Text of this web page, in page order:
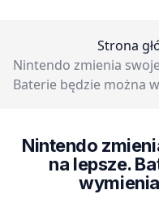
Strona
Nintendo zmienia
Baterie będzie można
Nintendo
na lepsze.